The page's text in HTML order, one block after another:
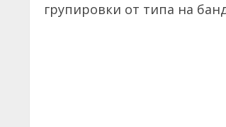
групировки от типа на